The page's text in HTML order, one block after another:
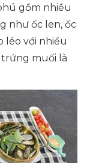
gồm nhiều
như ốc len, ốc
léo với nhiều
trứng muối là